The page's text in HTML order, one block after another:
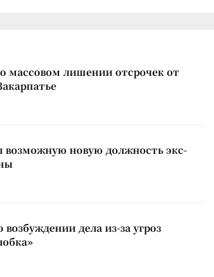
массовом лишении отсрочек от
возможную новую должность экс-
возбуждении дела из-за угроз